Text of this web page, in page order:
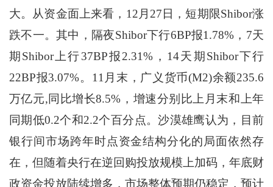
大。从资金面上来看，12月27日，短期限Shibor涨
跌不一。其中，隔夜Shibor下行6BP报1.78%，7天
期Shibor上行37BP报2.31%，14天期Shibor下行
22BP报3.07%。11月末，广义货币(M2)余额235.6
万亿元,同比增长8.5%，增速分别比上月末和上年
同期低0.2个和2.2个百分点。沙漠雄鹰认为，目前
银行间市场跨年时点资金结构分化的局面依然存
在，但随着央行在逆回购投放规模上加码，年底财
政资金投放陆续增多，市场整体预期仍稳定，预计